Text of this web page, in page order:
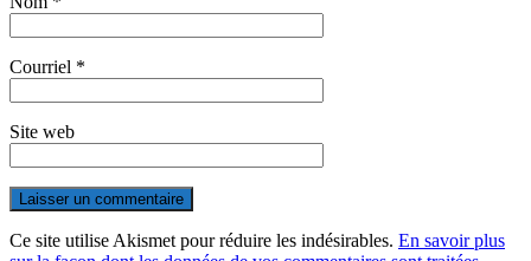
Courriel *
Site web
Ce site utilise Akismet pour réduire les indésirables. En savoir plus